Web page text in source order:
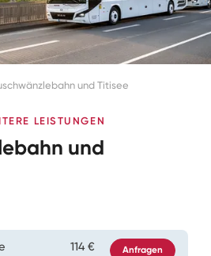
und Titisee
und
LEISTUNGEN
114 € Anfragen